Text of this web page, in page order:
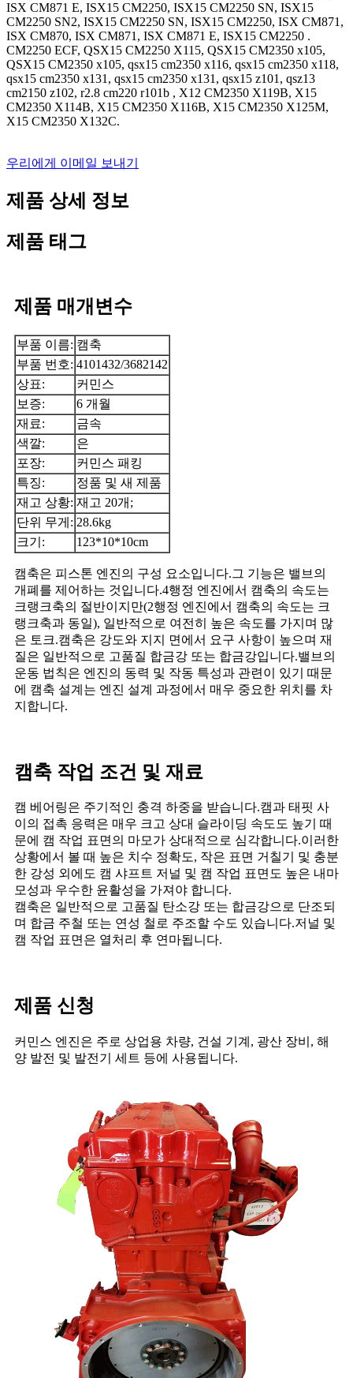
ISX CM871 E, ISX15 CM2250, ISX15 CM2250 SN, ISX15
CM2250 SN2, ISX15 CM2250 SN, ISX15 CM2250, ISX CM871,
ISX CM870, ISX CM871, ISX CM871 E, ISX15 CM2250 .
CM2250 ECF, QSX15 CM2250 X115, QSX15 CM2350 x105,
QSX15 CM2350 x105, qsx15 cm2350 x116, qsx15 cm2350 x118,
qsx15 cm2350 x131, qsx15 cm2350 x131, qsx15 z101, qsz13
cm2150 z102, r2.8 cm220 r101b , X12 CM2350 X119B, X15
CM2350 X114B, X15 CM2350 X116B, X15 CM2350 X125M,
X15 CM2350 X132C.
우리에게 이메일 보내기
제품 상세 정보
제품 태그
제품 매개변수
부품 이름: 캠축
부품 번호: 4101432/3682142
상표:
커민스
보증:
6 개월
재료:
금속
색깔:
은
포장:
커민스 패킹
특징:
정품 및 새 제품
재고 상황: 재고 20개;
단위 무게: 28.6kg
크기:
123*10*10cm
캠축은 피스톤 엔진의 구성 요소입니다.그 기능은 밸브의
개폐를 제어하는 ​​것입니다.4행정 엔진에서 캠축의 속도는
크랭크축의 절반이지만(2행정 엔진에서 캠축의 속도는 크
랭크축과 동일), 일반적으로 여전히 높은 속도를 가지며 많
은 토크.캠축은 강도와 ​​지지 면에서 요구 사항이 높으며 재
질은 일반적으로 고품질 합금강 또는 합금강입니다.밸브의
운동 법칙은 엔진의 동력 및 작동 특성과 관련이 있기 때문
에 캠축 설계는 엔진 설계 과정에서 매우 중요한 위치를 차
지합니다.
캠축 작업 조건 및 재료
캠 베어링은 주기적인 충격 하중을 받습니다.캠과 태핏 사
이의 접촉 응력은 매우 크고 상대 슬라이딩 속도도 높기 때
문에 캠 작업 표면의 마모가 상대적으로 심각합니다.이러한
상황에서 볼 때 높은 치수 정확도, 작은 표면 거칠기 및 충분
한 강성 외에도 캠 샤프트 저널 및 캠 작업 표면도 높은 내마
모성과 우수한 윤활성을 가져야 합니다.
캠축은 일반적으로 고품질 탄소강 또는 합금강으로 단조되
며 합금 주철 또는 연성 철로 주조할 수도 있습니다.저널 및
캠 작업 표면은 열처리 후 연마됩니다.
제품 신청
커민스 엔진은 주로 상업용 차량, 건설 기계, 광산 장비, 해
양 발전 및 발전기 세트 등에 사용됩니다.